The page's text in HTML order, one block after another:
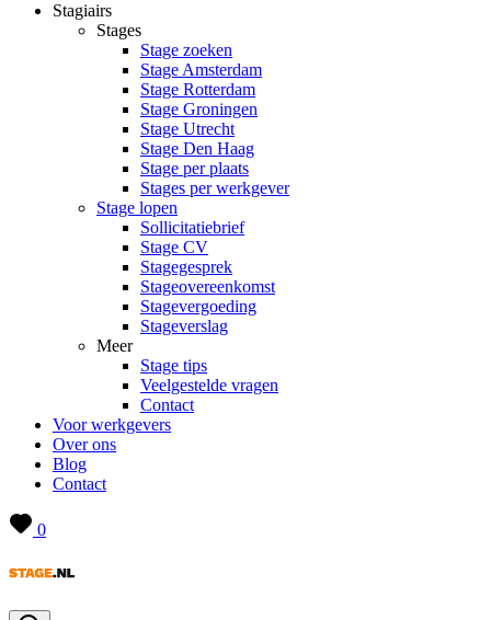
Stagiairs
Stages
Stage zoeken
Stage Amsterdam
Stage Rotterdam
Stage Groningen
Stage Utrecht
Stage Den Haag
Stage per plaats
Stages per werkgever
Stage lopen
Sollicitatiebrief
Stage CV
Stagegesprek
Stageovereenkomst
Stagevergoeding
Stageverslag
Meer
Stage tips
Veelgestelde vragen
Contact
Voor werkgevers
Over ons
Blog
Contact
0